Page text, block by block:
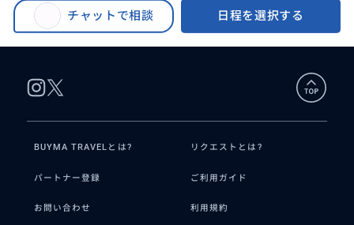
チャットで相談 日程を選択する
タンタラスの丘夜景・貸切チャーター〈13名様まで乗車OK！/日本語ガイ
BUYMA TRAVELとは? リクエストとは?
パートナー登録 ご利用ガイド
お問い合わせ 利用規約